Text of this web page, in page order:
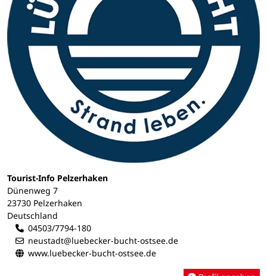
Tourist-Info Pelzerhaken
Dünenweg 7
23730 Pelzerhaken
Deutschland
04503/7794-180
neustadt@luebecker-bucht-ostsee.de
www.luebecker-bucht-ostsee.de